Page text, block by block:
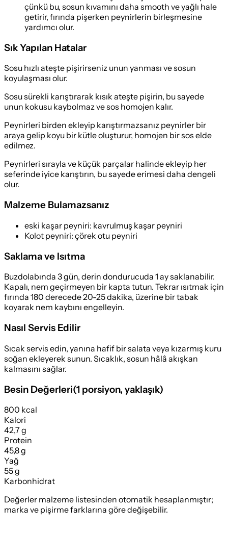
çünkü bu, sosun kıvamını daha smooth ve yağlı hale
getirir, fırında pişerken peynirlerin birleşmesine
yardımcı olur.
Sık Yapılan Hatalar
Sosu hızlı ateşte pişirirseniz unun yanması ve sosun
koyulaşması olur.
Sosu sürekli karıştırarak kısık ateşte pişirin, bu sayede
unun kokusu kaybolmaz ve sos homojen kalır.
Peynirleri birden ekleyip karıştırmazsanız peynirler bir
araya gelip koyu bir kütle oluşturur, homojen bir sos elde
edilmez.
Peynirleri sırayla ve küçük parçalar halinde ekleyip her
seferinde iyice karıştırın, bu sayede erimesi daha dengeli
olur.
Malzeme Bulamazsanız
eski kaşar peyniri: kavrulmuş kaşar peyniri
Kolot peyniri: çörek otu peyniri
Saklama ve Isıtma
Buzdolabında 3 gün, derin dondurucuda 1 ay saklanabilir.
Kapalı, nem geçirmeyen bir kapta tutun. Tekrar ısıtmak için
fırında 180 derecede 20-25 dakika, üzerine bir tabak
koyarak nem kaybını engelleyin.
Nasıl Servis Edilir
Sıcak servis edin, yanına hafif bir salata veya kızarmış kuru
soğan ekleyerek sunun. Sıcaklık, sosun hâlâ akışkan
kalmasını sağlar.
Besin Değerleri(1 porsiyon, yaklaşık)
800 kcal
Kalori
42,7 g
Protein
45,8 g
Yağ
55 g
Karbonhidrat
Değerler malzeme listesinden otomatik hesaplanmıştır;
marka ve pişirme farklarına göre değişebilir.